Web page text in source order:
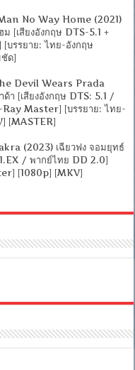
No Way Home (2021)
ม [เสียงอังกฤษ DTS-5.1 +
บรรยาย: ไทย-อังกฤษ
ด]
Devil Wears Prada
า [เสียงอังกฤษ DTS: 5.1 /
Master] [บรรยาย: ไทย-
[MASTER]
(2023) เฉียวฟง จอมยุทธ์
/ พากย์ไทย DD 2.0]
[1080p] [MKV]